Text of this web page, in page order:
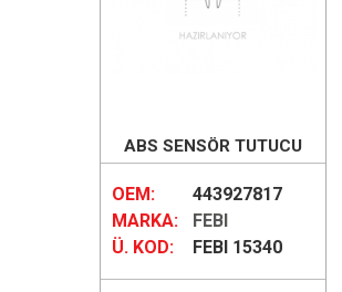
ABS SENSÖR TUTUCU
OEM:
443927817
MARKA:
FEBI
Ü. KOD:
FEBI 15340